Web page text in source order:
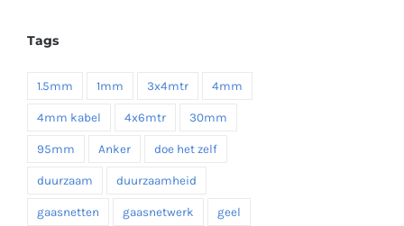
Tags
1.5mm 1mm 3x4mtr 4mm
4mm kabel 4x6mtr 30mm
95mm Anker doe het zelf
duurzaam duurzaamheid
gaasnetten gaasnetwerk geel